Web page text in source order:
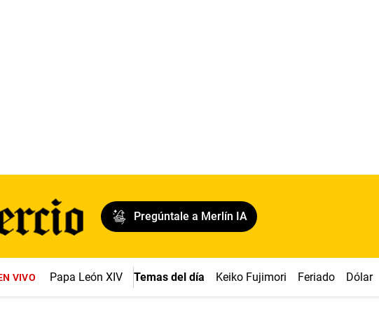
Pregúntale a Merlín IA
VIVO Papa León XIV Temas del día Keiko Fujimori Feriado Dólar